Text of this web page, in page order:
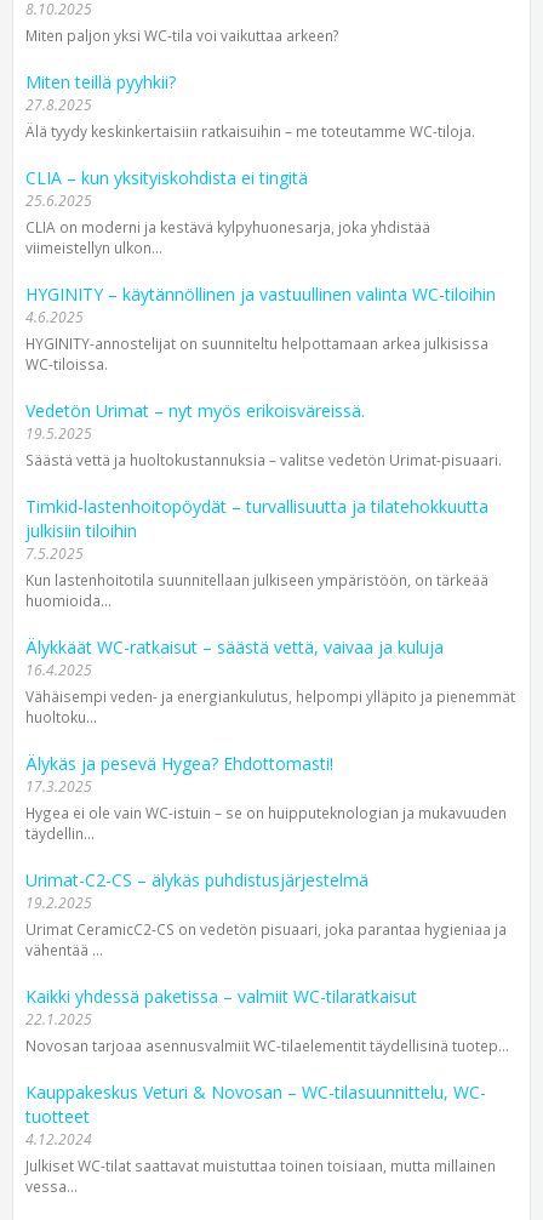
8.10.2025
Miten paljon yksi WC-tila voi vaikuttaa arkeen?
Miten teillä pyyhkii?
27.8.2025
Älä tyydy keskinkertaisiin ratkaisuihin – me toteutamme WC-tiloja.
CLIA – kun yksityiskohdista ei tingitä
25.6.2025
CLIA on moderni ja kestävä kylpyhuonesarja, joka yhdistää
viimeistellyn ulkon...
HYGINITY – käytännöllinen ja vastuullinen valinta WC-tiloihin
4.6.2025
HYGINITY-annostelijat on suunniteltu helpottamaan arkea julkisissa
WC-tiloissa.
Vedetön Urimat – nyt myös erikoisväreissä.
19.5.2025
Säästä vettä ja huoltokustannuksia – valitse vedetön Urimat-pisuaari.
Timkid-lastenhoitopöydät – turvallisuutta ja tilatehokkuutta
julkisiin tiloihin
7.5.2025
Kun lastenhoitotila suunnitellaan julkiseen ympäristöön, on tärkeää
huomioida...
Älykkäät WC-ratkaisut – säästä vettä, vaivaa ja kuluja
16.4.2025
Vähäisempi veden- ja energiankulutus, helpompi ylläpito ja pienemmät
huoltoku...
Älykäs ja pesevä Hygea? Ehdottomasti!
17.3.2025
Hygea ei ole vain WC-istuin – se on huipputeknologian ja mukavuuden
täydellin...
Urimat-C2-CS – älykäs puhdistusjärjestelmä
19.2.2025
Urimat CeramicC2-CS on vedetön pisuaari, joka parantaa hygieniaa ja
vähentää ...
Kaikki yhdessä paketissa – valmiit WC-tilaratkaisut
22.1.2025
Novosan tarjoaa asennus­valmiit WC-tila­elementit täydellisinä tuotep...
Kauppakeskus Veturi & Novosan – WC-tilasuunnittelu, WC-
tuotteet
4.12.2024
Julkiset WC-tilat saattavat muistuttaa toinen toisiaan, mutta millainen
vessa...